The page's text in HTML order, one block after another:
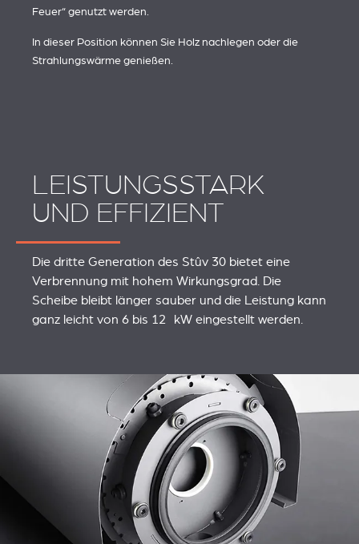
Feuer“ genutzt werden.
In dieser Position können Sie Holz nachlegen oder die
Strahlungswärme genießen.
LEISTUNGSSTARK
UND EFFIZIENT
Die dritte Generation des Stûv 30 bietet eine
Verbrennung mit hohem Wirkungsgrad. Die
Scheibe bleibt länger sauber und die Leistung kann
ganz leicht von 6 bis 12 kW eingestellt werden.